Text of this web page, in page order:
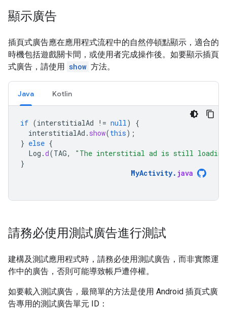
顯示廣告
插頁式廣告應在應用程式流程中的自然停頓點顯示，適合的
時機包括遊戲關卡間，或使用者完成操作後。如要顯示插頁
式廣告，請使用 show 方法。
Java Kotlin
if (interstitialAd != null)
{
interstitialAd . show(this);
} else {
Log .d(TAG,
"The interstitial ad is still
}
MyActivity. java
請務必使用測試廣告進行測試
建構及測試應用程式時，請務必使用測試廣告，而非實際運
作中的廣告，否則可能導致帳戶遭停權。
如要載入測試廣告，最簡單的方法是使用 Android 插頁式廣
告專用的測試廣告單元 ID：